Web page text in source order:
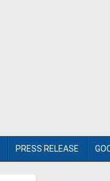
PRESS RELEASE